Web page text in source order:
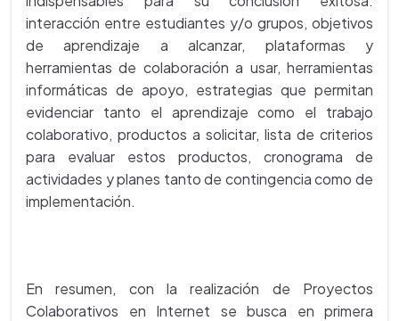
interacción entre estudiantes y/o grupos, objetivos
de aprendizaje a alcanzar, plataformas y
herramientas de colaboración a usar, herramientas
informáticas de apoyo, estrategias que permitan
evidenciar tanto el aprendizaje como el trabajo
colaborativo, productos a solicitar, lista de criterios
para evaluar estos productos, cronograma de
actividades y planes tanto de contingencia como de
implementación.
En resumen, con la realización de Proyectos
Colaborativos en Internet se busca en primera